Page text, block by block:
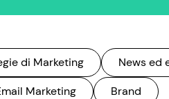
di Marketing News ed
Marketing Brand